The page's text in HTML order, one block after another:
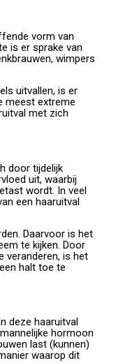
vorm van
is er sprake van
wimpers
uitvallen, is er
meest extreme
met zich
door tijdelijk
uit, waarbij
wordt. In veel
een haaruitval
Daarvoor is het
te kijken. Door
veranderen, is het
halt toe te
deze haaruitval
hormoon
last (kunnen)
waarop dit